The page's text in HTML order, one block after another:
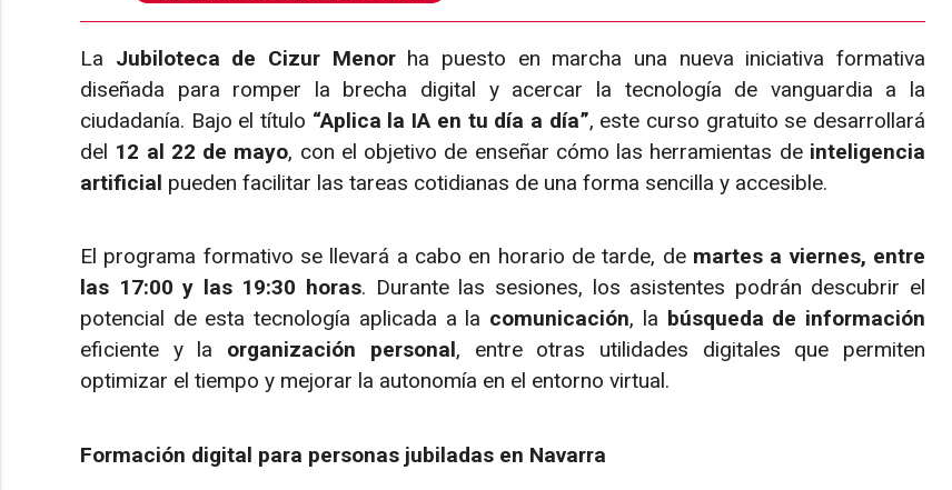
La Jubiloteca de Cizur Menorha puesto en marcha una nueva iniciativa formativa
diseñada para romper la brecha digital y acercar la tecnología de vanguardia a la
ciudadanía. Bajo el título “Aplica la IA en tu día a día”, este curso gratuito se desarrollará
del 12 al 22 de mayo, con el objetivo de enseñar cómo las herramientas de inteligencia
artificial pueden facilitar las tareas cotidianas de una forma sencilla y accesible.
El programa formativo se llevará a cabo en horario de tarde, de martes a viernes, entre
las 17:00 y las 19:30 horas. Durante las sesiones, los asistentes podrán descubrir el
potencial de esta tecnología aplicada a la comunicación, la búsqueda de información
eficiente y la organización personal, entre otras utilidades digitales que permiten
optimizar el tiempo y mejorar la autonomía en el entorno virtual.
Formación digital para personas jubiladas en Navarra